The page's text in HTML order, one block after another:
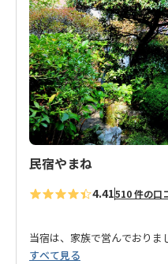
民宿やまね
4.41510 件の口
当宿は、家族で営んでおりま
でお迎えさせていただきます。
すべて見る